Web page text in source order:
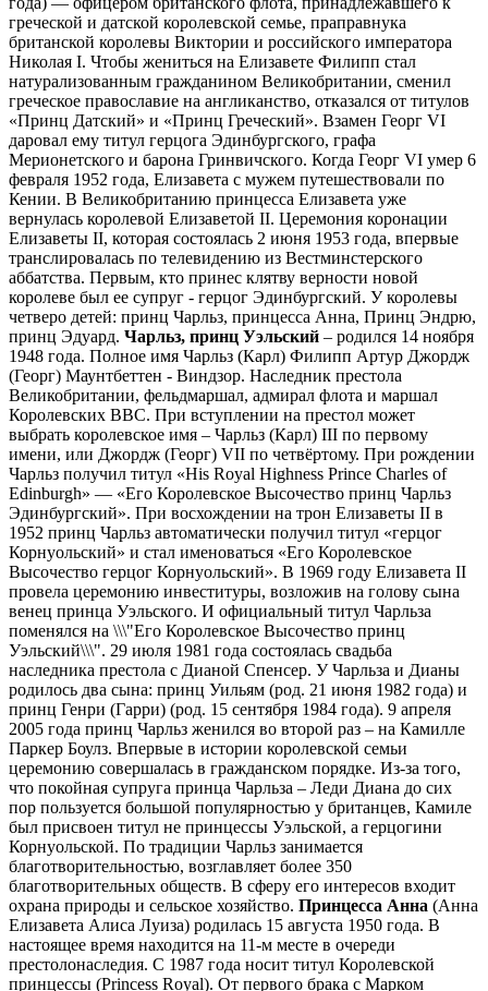
греческой и датской королевской семье, праправнука
британской королевы Виктории и российского императора
Николая I. Чтобы жениться на Елизавете Филипп стал
натурализованным гражданином Великобритании, сменил
греческое православие на англиканство, отказался от титулов
«Принц Датский» и «Принц Греческий». Взамен Георг VI
даровал ему титул герцога Эдинбургского, графа
Мерионетского и барона Гринвичского. Когда Георг VI умер 6
февраля 1952 года, Елизавета с мужем путешествовали по
Кении. В Великобританию принцесса Елизавета уже
вернулась королевой Елизаветой II. Церемония коронации
Елизаветы II, которая состоялась 2 июня 1953 года, впервые
транслировалась по телевидению из Вестминстерского
аббатства. Первым, кто принес клятву верности новой
королеве был ее супруг - герцог Эдинбургский. У королевы
четверо детей: принц Чарльз, принцесса Анна, Принц Эндрю,
принц Эдуард. Чарльз, принц Уэльский – родился 14 ноября
1948 года. Полное имя Чарльз (Карл) Филипп Артур Джордж
(Георг) Маунтбеттен - Виндзор. Наследник престола
Великобритании, фельдмаршал, адмирал флота и маршал
Королевских ВВС. При вступлении на престол может
выбрать королевское имя – Чарльз (Карл) III по первому
имени, или Джордж (Георг) VII по четвёртому. При рождении
Чарльз получил титул «His Royal Highness Prince Charles of
Edinburgh» — «Его Королевское Высочество принц Чарльз
Эдинбургский». При восхождении на трон Елизаветы II в
1952 принц Чарльз автоматически получил титул «герцог
Корнуольский» и стал именоваться «Его Королевское
Высочество герцог Корнуольский». В 1969 году Елизавета II
провела церемонию инвеституры, возложив на голову сына
венец принца Уэльского. И официальный титул Чарльза
поменялся на \\\"Его Королевское Высочество принц
Уэльский\\\". 29 июля 1981 года состоялась свадьба
наследника престола с Дианой Спенсер. У Чарльза и Дианы
родилось два сына: принц Уильям (род. 21 июня 1982 года) и
принц Генри (Гарри) (род. 15 сентября 1984 года). 9 апреля
2005 года принц Чарльз женился во второй раз – на Камилле
Паркер Боулз. Впервые в истории королевской семьи
церемонию совершалась в гражданском порядке. Из-за того,
что покойная супруга принца Чарльза – Леди Диана до сих
пор пользуется большой популярностью у британцев, Камиле
был присвоен титул не принцессы Уэльской, а герцогини
Корнуольской. По традиции Чарльз занимается
благотворительностью, возглавляет более 350
благотворительных обществ. В сферу его интересов входит
охрана природы и сельское хозяйство. Принцесса Анна (Анна
Елизавета Алиса Луиза) родилась 15 августа 1950 года. В
настоящее время находится на 11-м месте в очереди
престолонаследия. С 1987 года носит титул Королевской
принцессы (Princess Royal). От первого брака с Марком